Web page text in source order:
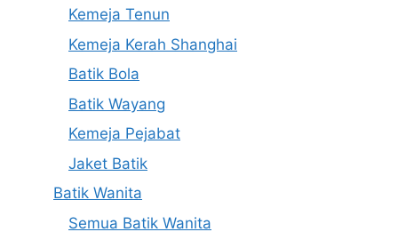
Kemeja Tenun
Kemeja Kerah Shanghai
Batik Bola
Batik Wayang
Kemeja Pejabat
Jaket Batik
Batik Wanita
Semua Batik Wanita